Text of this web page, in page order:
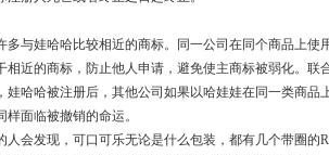
多与娃哈哈比较相近的商标。同一公司在同个商品上使
相近的商标，防止他人申请，避免使主商标被弱化。
娃哈哈被注册后，其他公司如果以哈娃娃在同一类商品
面临被撤销的命运。
人会发现，可口可乐无论是什么包装，都有几个带圈的